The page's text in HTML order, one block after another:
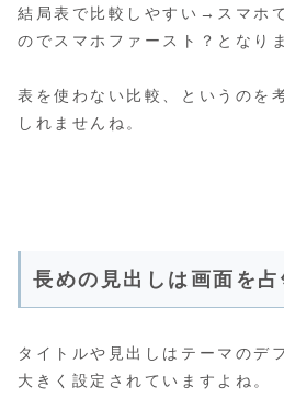
結局表で比較しやすい→スマホ
のでスマホファースト？となり
表を使わない比較、というのを
しれませんね。
長めの見出しは画面を占
タイトルや見出しはテーマのデ
大きく設定されていますよね。